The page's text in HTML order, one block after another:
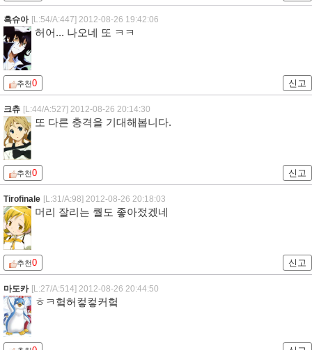
흑슈아 [L:54/A:447] 2012-08-26 19:42:06
허어... 나오네 또 ㅋㅋ
추천0 신고
크츄 [L:44/A:527] 2012-08-26 20:14:30
또 다른 충격을 기대해봅니다.
추천0 신고
Tirofinale [L:31/A:98] 2012-08-26 20:18:03
머리 잘리는 퀄도 좋아젔겠네
추천0 신고
마도카 [L:27/A:514] 2012-08-26 20:44:50
ㅎㅋ헠허컿컿커헠